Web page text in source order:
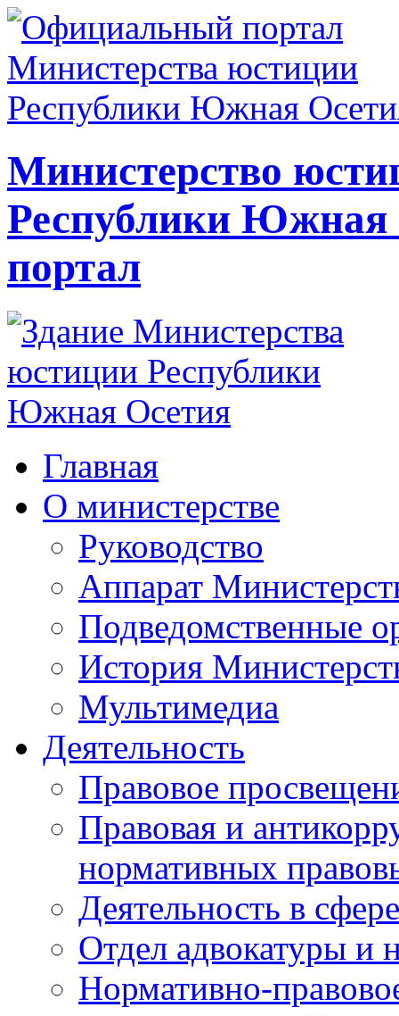
Министерство
Республики
портал
Главная
О министерстве
Руководство
Аппарат
Подведомственные
История
Мультимедиа
Деятельность
Правовое
Правовая и
нормативных
Деятельность в
Отдел адвокатуры и
Нормативно-